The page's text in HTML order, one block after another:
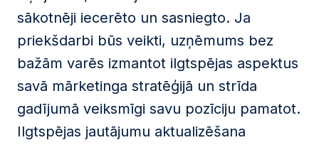
sākotnēji iecerēto un sasniegto. Ja
priekšdarbi būs veikti, uzņēmums bez
bažām varēs izmantot ilgtspējas aspektus
savā mārketinga stratēģijā un strīda
gadījumā veiksmīgi savu pozīciju pamatot.
Ilgtspējas jautājumu aktualizēšana